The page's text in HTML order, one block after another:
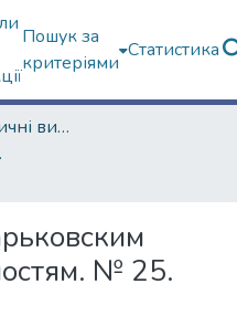
Пошук за
критеріями
Статистика
Харківські періодичні видання
гг.)
№ 25.